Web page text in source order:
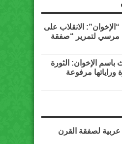
الانقلاب على
مرسي لتمرير “صفقة
باسم الإخوان: الثورة
وراياتها مرفوعة
لصفقة القرن